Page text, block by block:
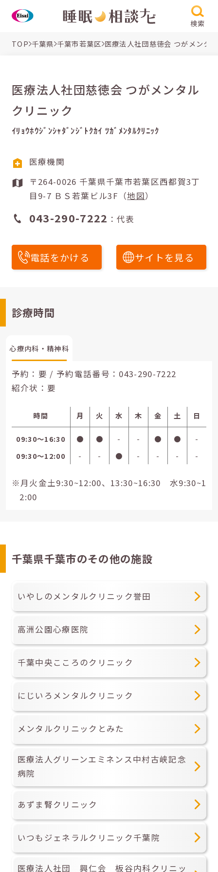
検索
TOP 千葉県 千葉市若葉区 医療法人社団慈徳会 つがメンタ
医療法人社団慈徳会 つがメンタル
クリニック
ｲﾘｮｳﾎｳｼﾞﾝｼｬﾀﾞﾝｼﾞﾄｸｶｲ ﾂｶﾞﾒﾝﾀﾙｸﾘﾆｯｸ
医療機関
〒264-0026 千葉県千葉市若葉区西都賀3丁
目9-7 ＢＳ若葉ビル3F（地図）
043-290-7222 ：代表
電話をかける サイトを見る
診療時間
心療内科・精神科
予約：要 / 予約電話番号： 043-290-7222
紹介状：要
時間 月 火 水 木 金 土 日
09:30〜16:30 ● ● - - ● ●
-
09:30〜12:00
- - ● - - - -
※月火金土9:30~12:00、13:30~16:30 水9:30~1
2:00
千葉県千葉市のその他の施設
いやしのメンタルクリニック誉田
高洲公園心療医院
千葉中央こころのクリニック
にじいろメンタルクリニック
メンタルクリニックとみた
医療法人グリーンエミネンス中村古峡記念
病院
あずま腎クリニック
いつもジェネラルクリニック千葉院
医療法人社団 興仁会 板谷内科クリニッ